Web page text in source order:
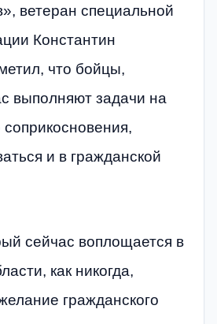
ветеран специальной
Константин
что бойцы,
выполняют задачи на
и в гражданской
сейчас воплощается в
как никогда,
гражданского